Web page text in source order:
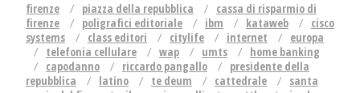
firenze piazza della repubblica
cassa di risparmio di
firenze
poligrafici editoriale ibm kataweb
cisco
systems
class editori citylife internet
europa
telefonia cellulare
wap umts
home banking
capodanno
riccardo pangallo
presidente della
repubblica
latino te deum cattedrale
santa